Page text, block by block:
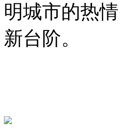
明城市的热
新台阶。